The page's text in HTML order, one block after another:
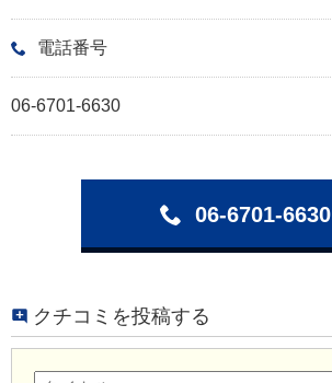
電話番号
06-6701-6630
06-6701-6630
クチコミを投稿する